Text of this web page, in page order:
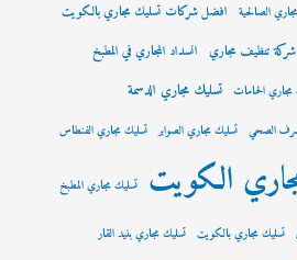
الصالحية افضل شركات تسليك مجاري بالكويت
تنظيف مجاري انسداد المجاري في المطبخ
الحمامات تسليك مجاري الدسمة
الصحي تسليك مجاري الصوابر تسليك مجاري الفنطاس
الكويت تسليك مجاري المطبخ
تسليك مجاري بالكويت تسليك مجاري بنيد القار